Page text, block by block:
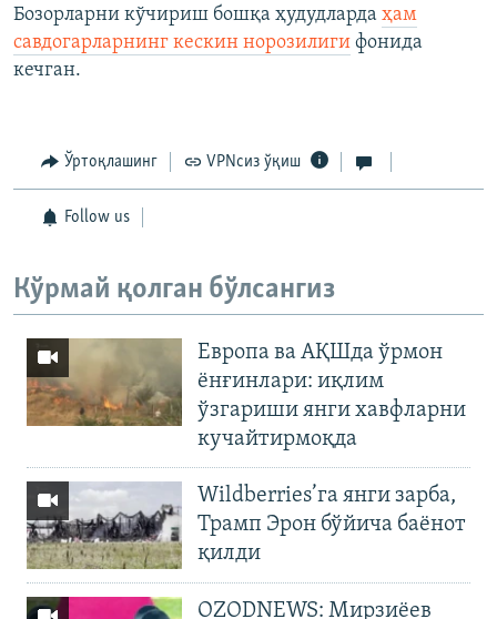
Бозорларни кўчириш бошқа ҳудудларда ҳам
савдогарларнинг кескин норозилиги фонида
кечган.
Ўртоқлашинг VPNсиз ўқиш
Follow us
Кўрмай қолган бўлсангиз
Европа ва АҚШда ўрмон
ёнғинлари: иқлим
ўзгариши янги хавфларни
кучайтирмоқда
Wildberries’га янги зарба,
Трамп Эрон бўйича баёнот
қилди
OZODNEWS: Мирзиёев